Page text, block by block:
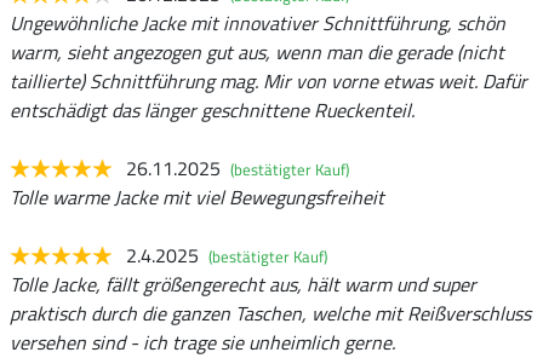
Ungewöhnliche Jacke mit innovativer Schnittführung, schön
warm, sieht angezogen gut aus, wenn man die gerade (nicht
taillierte) Schnittführung mag. Mir von vorne etwas weit. Dafür
entschädigt das länger geschnittene Rueckenteil.
26.11.2025 (bestätigter Kauf)
Tolle warme Jacke mit viel Bewegungsfreiheit
2.4.2025 (bestätigter Kauf)
Tolle Jacke, fällt größengerecht aus, hält warm und super
praktisch durch die ganzen Taschen, welche mit Reißverschluss
versehen sind - ich trage sie unheimlich gerne.